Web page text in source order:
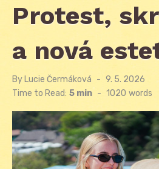
Protest,
a nová
By Lucie Čermáková
Posted
on
9. 5. 2026
Time to Read: 5 min - 1020 words